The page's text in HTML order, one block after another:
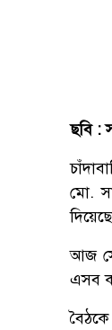
ছবি :
মো.
আজ
এসব